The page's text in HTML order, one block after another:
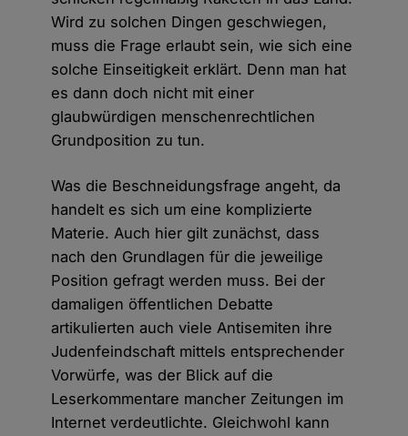
Wird zu solchen Dingen geschwiegen,
muss die Frage erlaubt sein, wie sich eine
solche Einseitigkeit erklärt. Denn man hat
es dann doch nicht mit einer
glaubwürdigen menschenrechtlichen
Grundposition zu tun.
Was die Beschneidungsfrage angeht, da
handelt es sich um eine komplizierte
Materie. Auch hier gilt zunächst, dass
nach den Grundlagen für die jeweilige
Position gefragt werden muss. Bei der
damaligen öffentlichen Debatte
artikulierten auch viele Antisemiten ihre
Judenfeindschaft mittels entsprechender
Vorwürfe, was der Blick auf die
Leserkommentare mancher Zeitungen im
Internet verdeutlichte. Gleichwohl kann